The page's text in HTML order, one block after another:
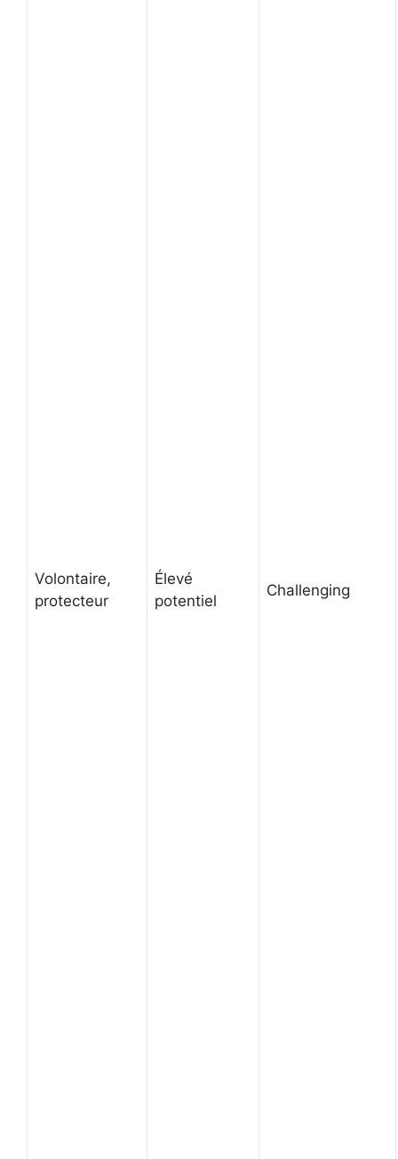
Volontaire,
protecteur
Élevé
potentiel
Challenging